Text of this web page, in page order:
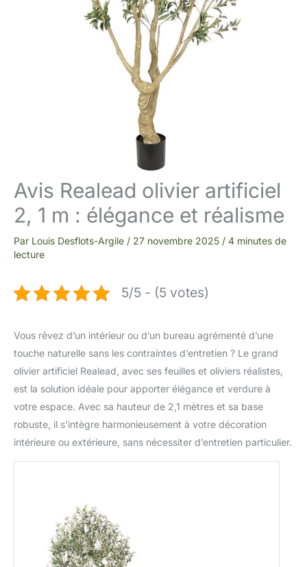
Avis Realead olivier artificiel
2, 1 m : élégance et réalisme
Par Louis Desflots-Argile / 27 novembre 2025 / 4 minutes de
lecture
5/5 - (5 votes)
Vous rêvez d’un intérieur ou d’un bureau agrémenté d’une
touche naturelle sans les contraintes d’entretien ? Le grand
olivier artificiel Realead, avec ses feuilles et oliviers réalistes,
est la solution idéale pour apporter élégance et verdure à
votre espace. Avec sa hauteur de 2,1 mètres et sa base
robuste, il s’intègre harmonieusement à votre décoration
intérieure ou extérieure, sans nécessiter d’entretien particulier.